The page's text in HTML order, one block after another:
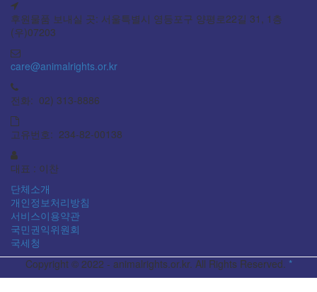
후원물품 보내실 곳: 서울특별시 영등포구 양평로22길 31, 1층
(우)07203
care@animalrights.or.kr
전화: 02) 313-8886
고유번호: 234-82-00138
대표 : 이찬
단체소개
개인정보처리방침
서비스이용약관
국민권익위원회
국세청
Copyright © 2022 - animalrights.or.kr. All Rights Reserved. *